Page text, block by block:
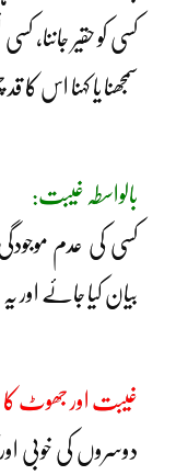
کسی کو حقیر
سمجھنا یا کہنا اس
بالواسطہ غیبت:
کسی کی عدم
بیان کیا جائے اور
غیبت اور جھوٹ کا
دوسروں کی خوبی اور